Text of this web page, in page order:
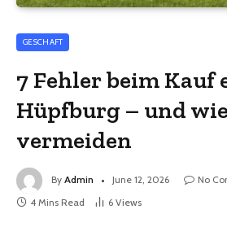
GESCHAFT
7 Fehler beim Kauf
Hüpfburg – und
vermeiden
By Admin June 12, 2026
No
4 Mins Read
6 Views